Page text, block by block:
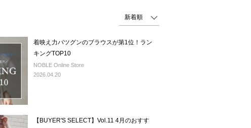
着映え力バツグンのブラウスが第1位！ラン
キングTOP10
NOBLE Online Store
2026.04.20
【BUYER'S SELECT】Vol.11 4月のおすす